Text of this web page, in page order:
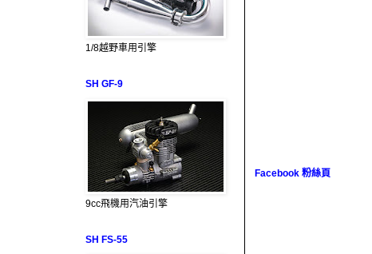
Facebook 粉絲頁
1/8越野車用引擎
SH GF-9
9cc飛機用汽油引擎
SH FS-55